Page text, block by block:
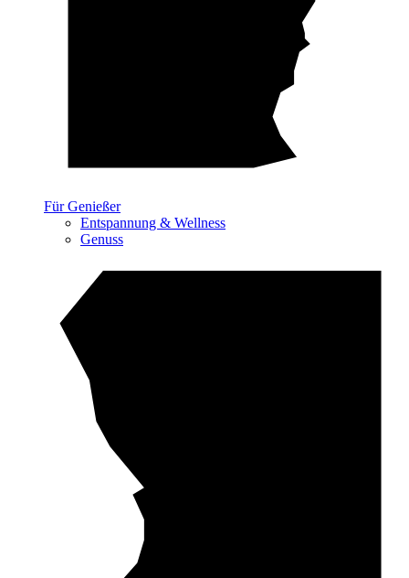
Für Genießer
Entspannung & Wellness
Genuss